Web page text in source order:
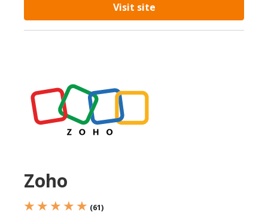
Visit site
Zoho
★ ★ ★ ★ ★ (61)